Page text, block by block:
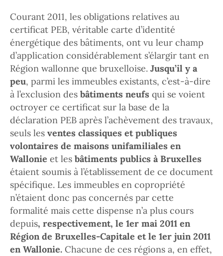
Courant 2011, les obligations relatives au
certificat PEB, véritable carte d’identité
énergétique des bâtiments, ont vu leur champ
d’application considérablement s’élargir tant en
Région wallonne que bruxelloise. Jusqu’il y a
peu, parmi les immeubles existants, c’est-à-dire
à l’exclusion des bâtiments neufs qui se voient
octroyer ce certificat sur la base de la
déclaration PEB après l’achèvement des travaux,
seuls les ventes classiques et publiques
volontaires de maisons unifamiliales en
Wallonie et les bâtiments publics à Bruxelles
étaient soumis à l’établissement de ce document
spécifique. Les immeubles en copropriété
n’étaient donc pas concernés par cette
formalité mais cette dispense n’a plus cours
depuis, respectivement, le 1er mai 2011 en
Région de Bruxelles-Capitale et le 1er juin 2011
en Wallonie. Chacune de ces régions a, en effet,